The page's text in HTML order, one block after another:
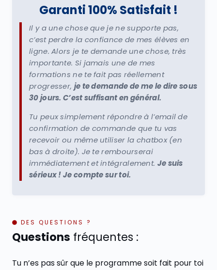
Garanti 100% Satisfait !
Il y a une chose que je ne supporte pas,
c’est perdre la confiance de mes élèves en
ligne. Alors je te demande une chose, très
importante. Si jamais une de mes
formations ne te fait pas réellement
progresser, je te demande de me le dire sous
30 jours. C’est suffisant en général.
Tu peux simplement répondre à l’email de
confirmation de commande que tu vas
recevoir ou même utiliser la chatbox (en
bas à droite). Je te rembourserai
immédiatement et intégralement. Je suis
sérieux ! Je compte sur toi.
DES QUESTIONS ?
Questions fréquentes :
Tu n’es pas sûr que le programme soit fait pour toi